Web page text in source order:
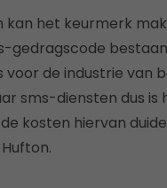
kan het keurmerk
gedragscode
voor de industrie van
sms-diensten dus is
kosten hiervan